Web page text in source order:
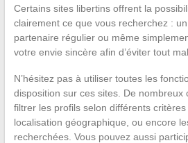
Certains sites libertins offrent la
clairement ce que vous recherchez : un
partenaire régulier ou même
votre envie sincère afin d’éviter tout
N’hésitez pas à utiliser toutes les
disposition sur ces sites. De nombreux
filtrer les profils selon différents critères
localisation géographique, ou encore
recherchées. Vous pouvez aussi